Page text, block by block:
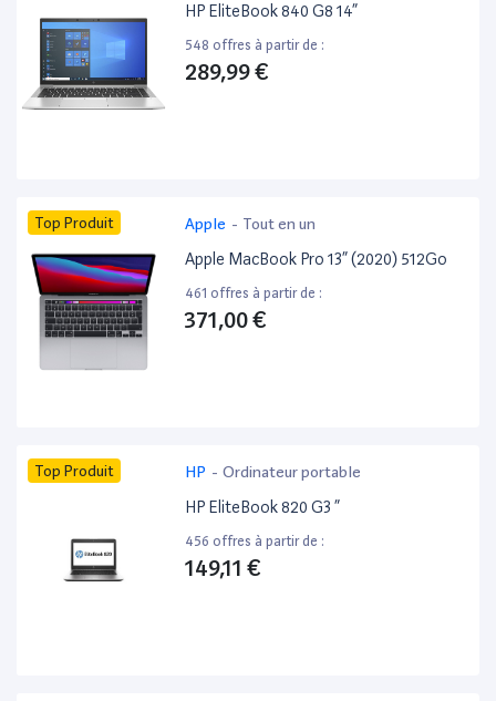
HP EliteBook 840 G8 14”
548 offres à partir de :
289,99 €
Top Produit Apple - Tout en un
Apple MacBook Pro 13” (2020) 512Go
461 offres à partir de :
371,00 €
Top Produit HP - Ordinateur portable
HP EliteBook 820 G3 ”
456 offres à partir de :
149,11 €